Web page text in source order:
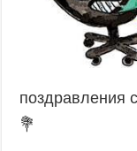
поздравления
💐